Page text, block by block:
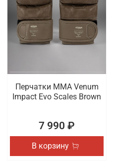
Перчатки ММА Venum
Impact Evo Scales Brown
7 990 ₽
В корзину